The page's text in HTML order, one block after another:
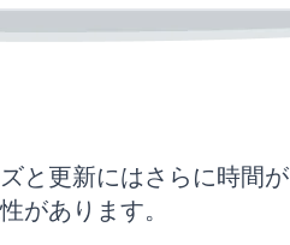
と更新にはさらに時間が
があります。